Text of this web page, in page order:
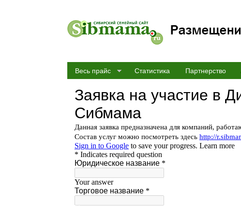
Весь прайс Статистика Партнерство